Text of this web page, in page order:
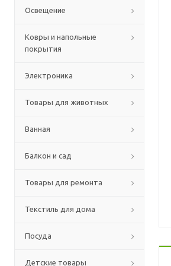
Освещение
Ковры и напольные
покрытия
Электроника
Товары для животных
Ванная
Балкон и сад
Товары для ремонта
Текстиль для дома
Посуда
Детские товары